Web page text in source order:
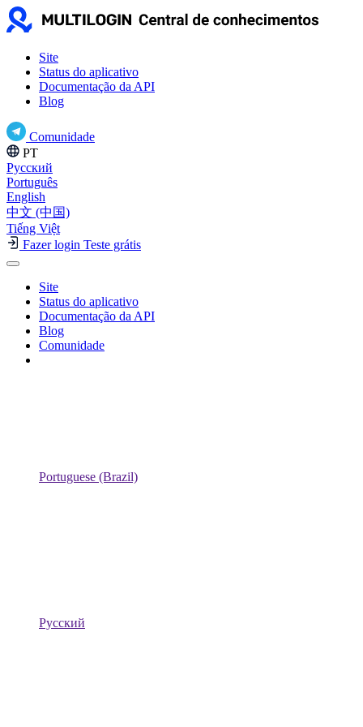
Site
Status do aplicativo
Documentação da API
Blog
Comunidade
PT
Русский
Português
English
中文 (中国)
Tiếng Việt
Fazer login Teste grátis
Site
Status do aplicativo
Documentação da API
Blog
Comunidade
Portuguese (Brazil)
Русский